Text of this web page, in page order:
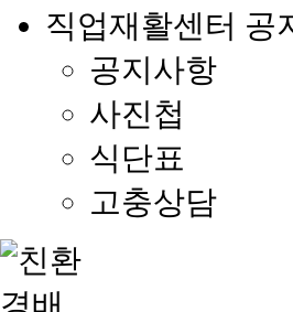
직업재활센터 공
공지사항
사진첩
식단표
고충상담